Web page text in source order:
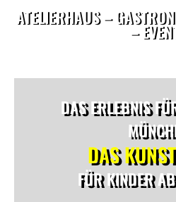
ATELIERHAUS –
–
DAS ERLEBNIS
DAS
FÜR KINDER